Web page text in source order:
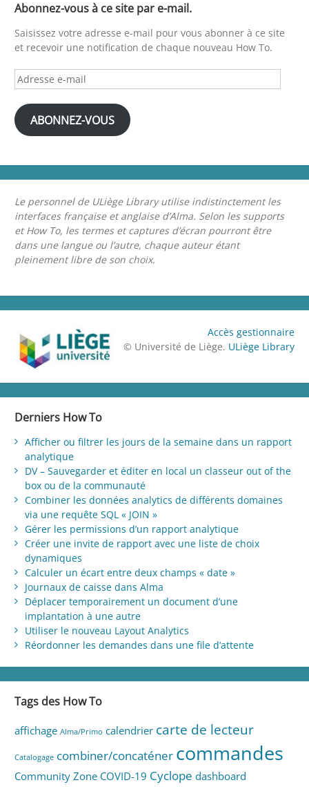
Abonnez-vous à ce site par e-mail.
Saisissez votre adresse e-mail pour vous abonner à ce site
et recevoir une notification de chaque nouveau How To.
Adresse
e-
mail
ABONNEZ-VOUS
Le personnel de ULiège Library utilise indistinctement les
interfaces française et anglaise d’Alma. Selon les supports
et How To, les termes et captures d’écran pourront être
dans une langue ou l’autre, chaque auteur étant
pleinement libre de son choix.
Accès gestionnaire
© Université de Liège. ULiège Library
Derniers How To
Afficher ou filtrer les jours de la semaine dans un rapport
analytique
DV – Sauvegarder et éditer en local un classeur out of the
box ou de la communauté
Combiner les données analytics de différents domaines
via une requête SQL « JOIN »
Gérer les permissions d’un rapport analytique
Créer une invite de rapport avec une liste de choix
dynamiques
Calculer un écart entre deux champs « date »
Journaux de caisse dans Alma
Déplacer temporairement un document d’une
implantation à une autre
Utiliser le nouveau Layout Analytics
Réordonner les demandes dans une file d’attente
Tags des How To
affichage Alma/Primo calendrier carte de lecteur
Catalogage combiner/concaténer commandes
Community Zone COVID-19 Cyclope dashboard